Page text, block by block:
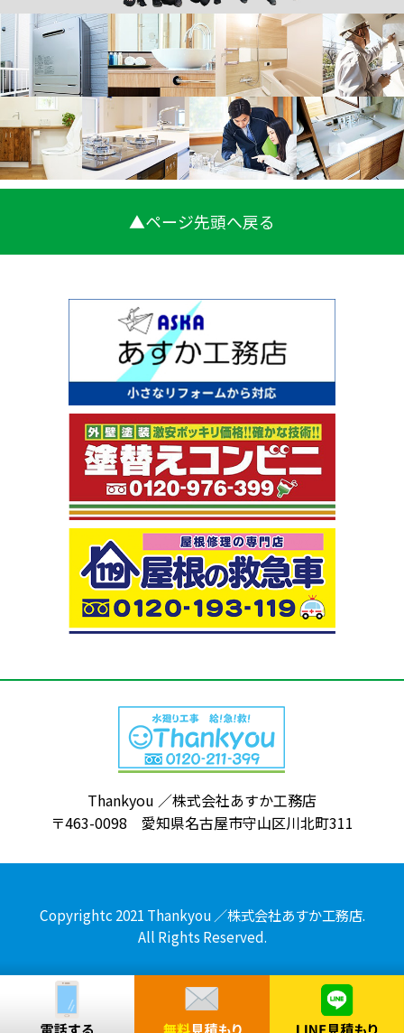
▲ページ先頭へ戻る
Thankyou ／株式会社あすか工務店
〒463-0098 愛知県名古屋市守山区川北町311
Copyrightc 2021 Thankyou ／株式会社あすか工務店.
All Rights Reserved.